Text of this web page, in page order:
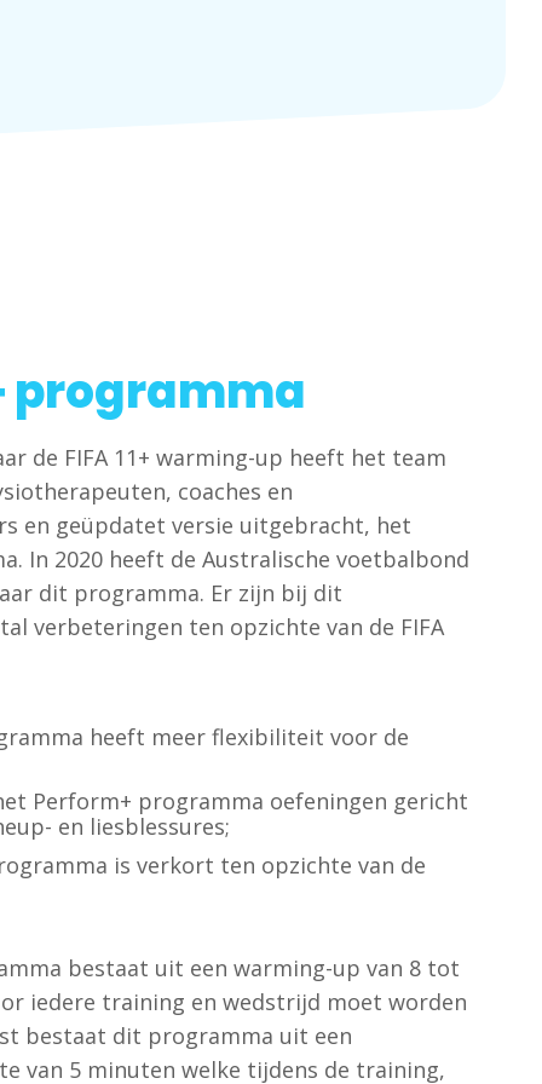
programma
de FIFA 11+ warming-up heeft het team
coaches en
en geüpdatet versie uitgebracht, het
In 2020 heeft de Australische voetbalbond
dit programma. Er zijn bij dit
verbeteringen ten opzichte van de FIFA
heeft meer flexibiliteit voor de
Perform+ programma oefeningen gericht
en liesblessures;
is verkort ten opzichte van de
bestaat uit een warming-up van 8 tot
iedere training en wedstrijd moet worden
bestaat dit programma uit een
van 5 minuten welke tijdens de training,